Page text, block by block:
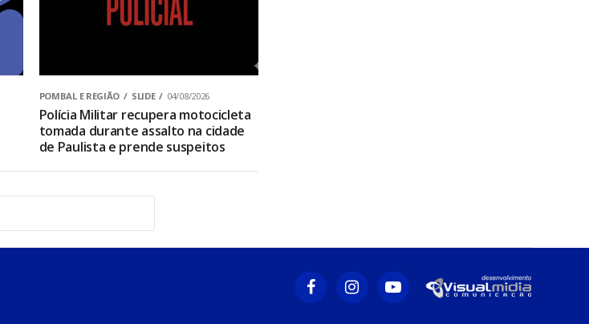
POMBAL E REGIÃO SLIDE 04/08/2026
Polícia Militar recupera motocicleta
tomada durante assalto na cidade
de Paulista e prende suspeitos